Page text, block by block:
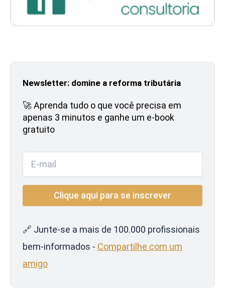
Newsletter: domine a reforma tributária
🚀 Aprenda tudo o que você precisa em
apenas 3 minutos e ganhe um e-book
gratuito
🔗 Junte-se a mais de 100.000 profissionais
bem-informados - Compartilhe com um
amigo